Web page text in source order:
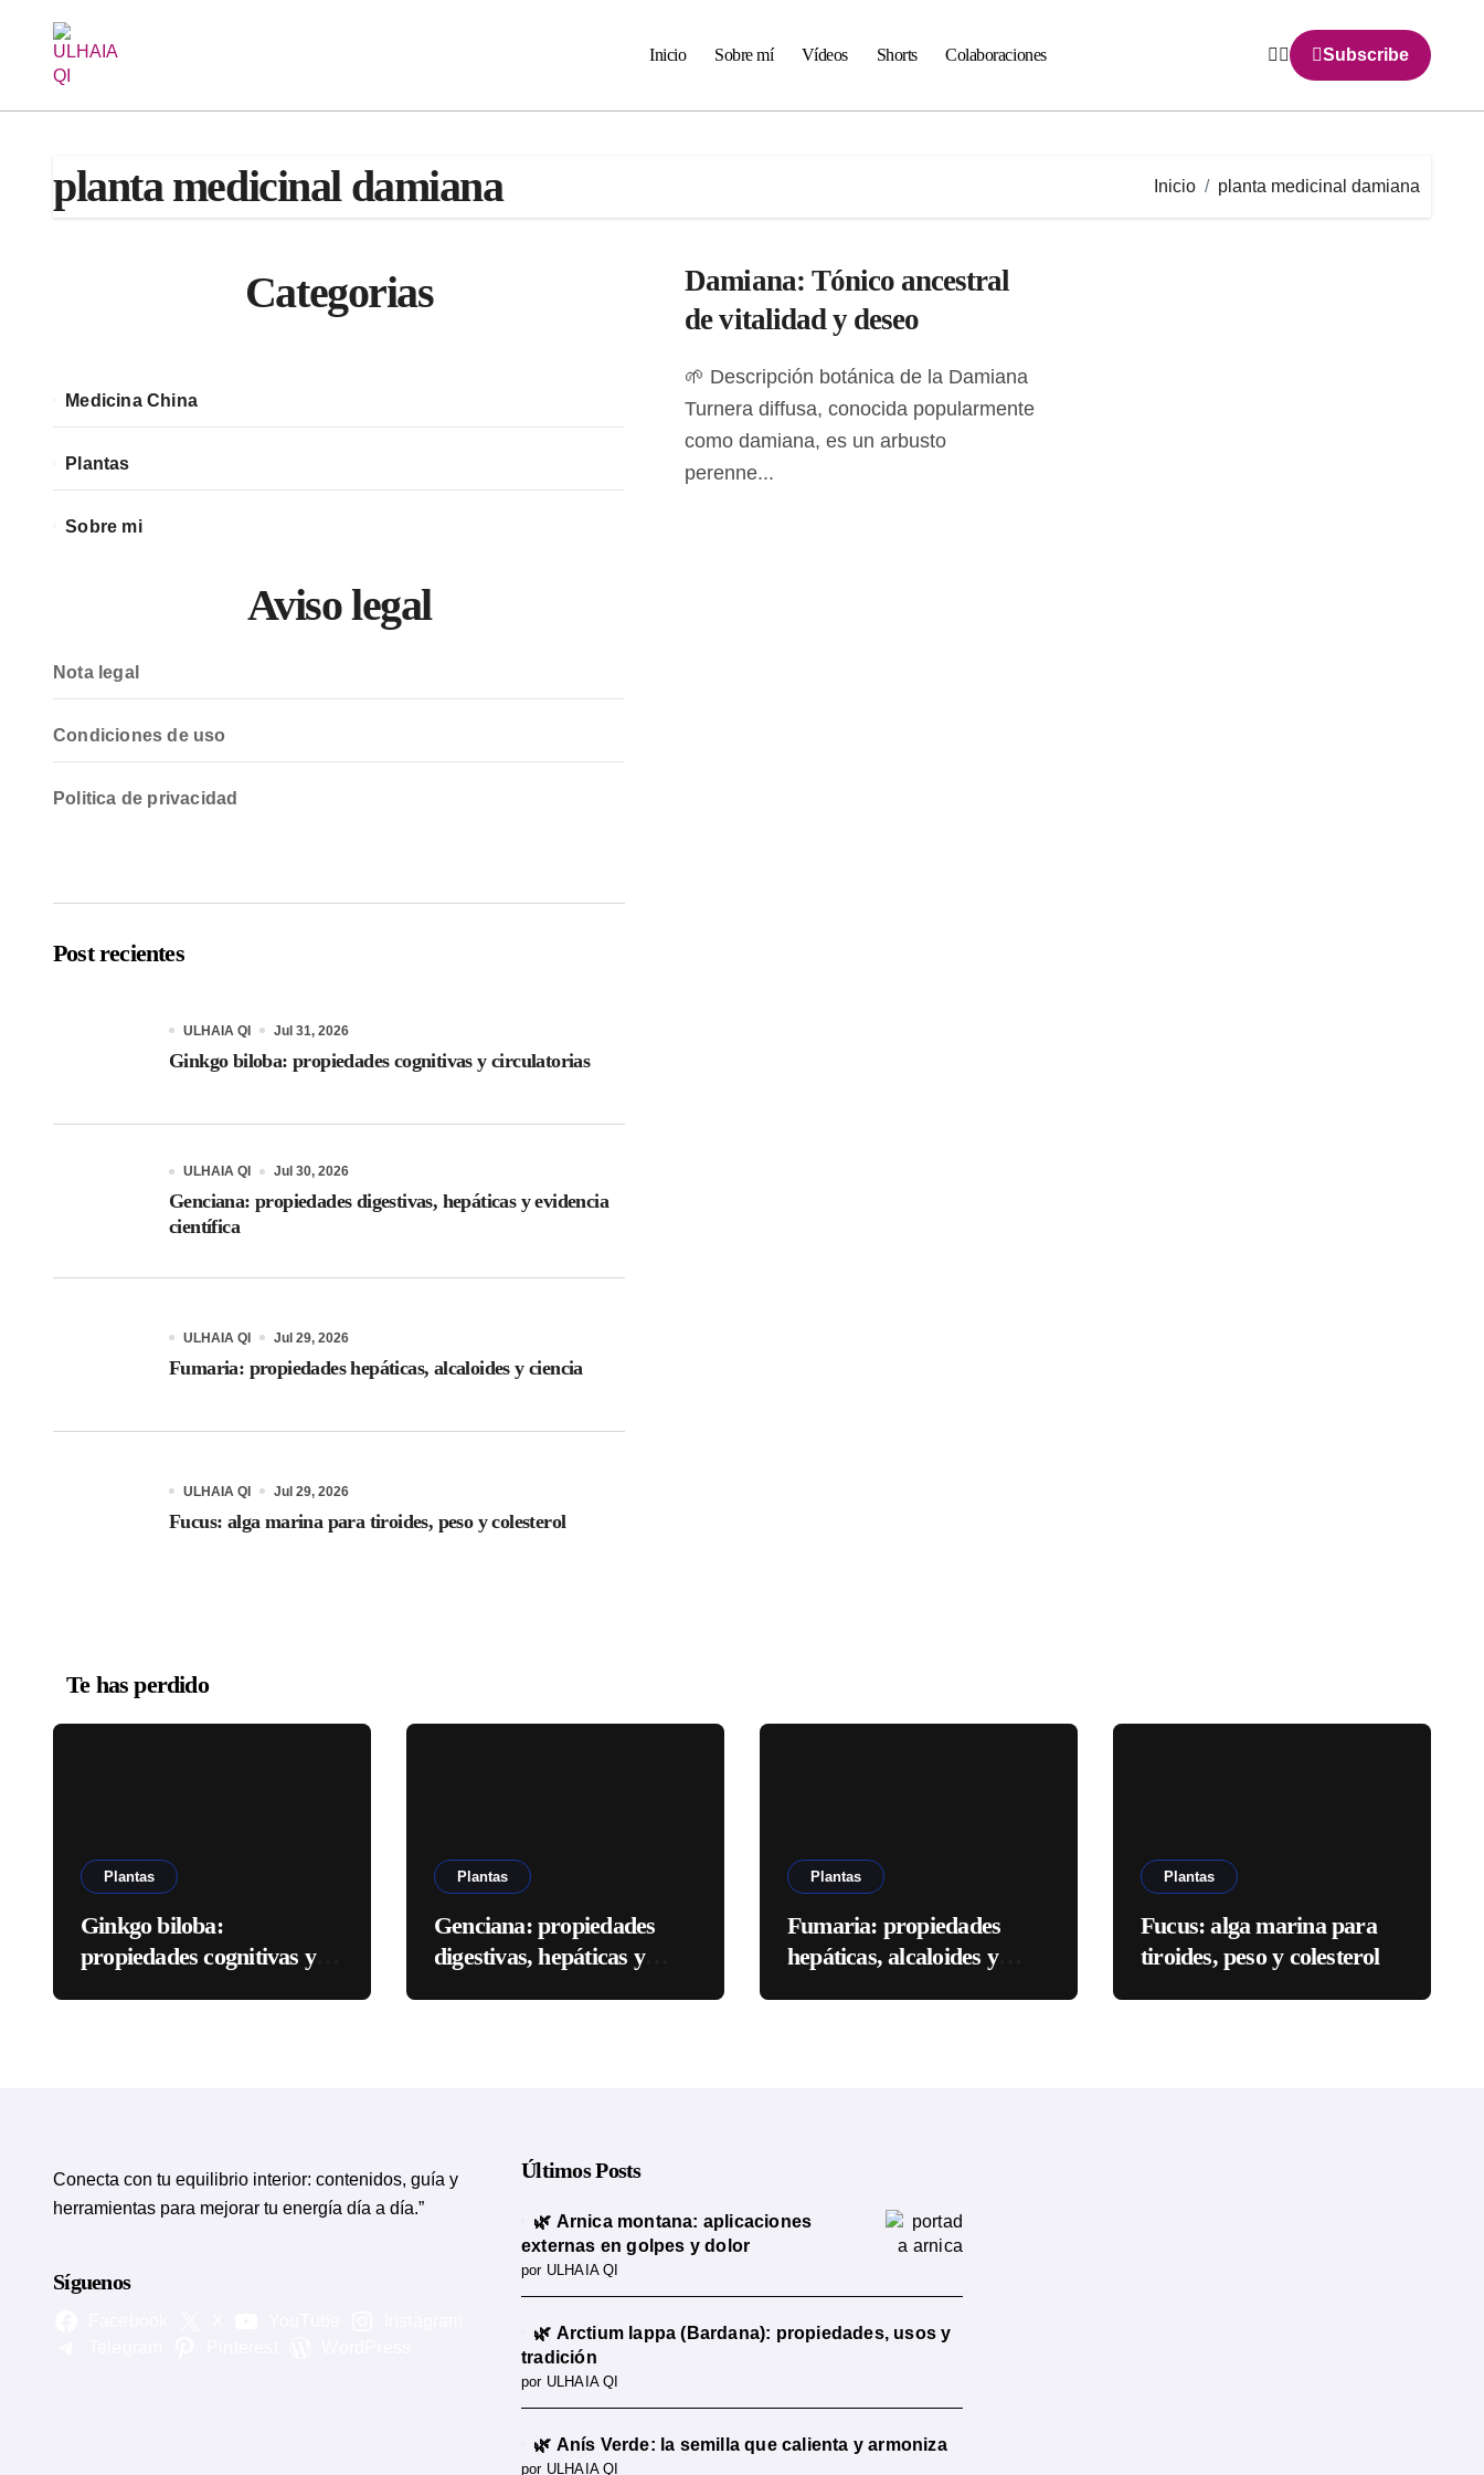
contenido
Inicio Sobre mí Vídeos Shorts Colaboraciones Subscribe
planta medicinal damiana Inicio planta medicinal damiana
Categorias
Medicina China
Plantas
Sobre mi
Aviso legal
Nota legal
Condiciones de uso
Politica de privacidad
Post recientes
ULHAIA QI Jul 31, 2026
Ginkgo biloba: propiedades cognitivas y circulatorias
ULHAIA QI Jul 30, 2026
Genciana: propiedades digestivas, hepáticas y evidencia
científica
ULHAIA QI Jul 29, 2026
Fumaria: propiedades hepáticas, alcaloides y ciencia
ULHAIA QI Jul 29, 2026
Fucus: alga marina para tiroides, peso y colesterol
Damiana: Tónico ancestral
de vitalidad y deseo
🌱 Descripción botánica de la Damiana
Turnera diffusa, conocida popularmente
como damiana, es un arbusto
perenne...
Te has perdido
Plantas
Ginkgo biloba:
propiedades cognitivas y
Plantas
Genciana: propiedades
digestivas, hepáticas y
Plantas
Fumaria: propiedades
hepáticas, alcaloides y
Plantas
Fucus: alga marina para
tiroides, peso y colesterol
Conecta con tu equilibrio interior: contenidos, guía y
herramientas para mejorar tu energía día a día.”
Síguenos
Últimos Posts
🌿 Arnica montana: aplicaciones
externas en golpes y dolor
por ULHAIA QI
🌿 Arctium lappa (Bardana): propiedades, usos y
tradición
por ULHAIA QI
🌿 Anís Verde: la semilla que calienta y armoniza
por ULHAIA QI